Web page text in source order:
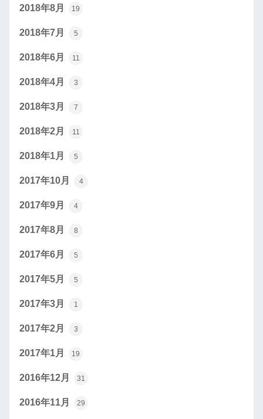
2018年8月 19
2018年7月 5
2018年6月 11
2018年4月 3
2018年3月 7
2018年2月 11
2018年1月 5
2017年10月 4
2017年9月 4
2017年8月 8
2017年6月 5
2017年5月 5
2017年3月 1
2017年2月 3
2017年1月 19
2016年12月 31
2016年11月 29